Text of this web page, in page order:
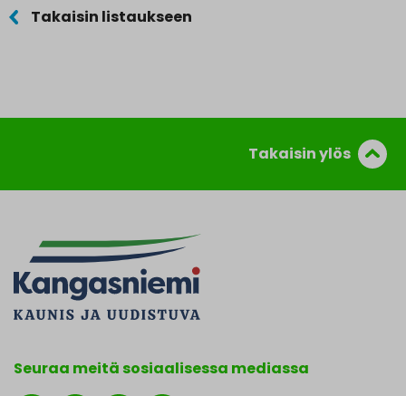
Takaisin listaukseen
Takaisin ylös
Seuraa meitä sosiaalisessa mediassa